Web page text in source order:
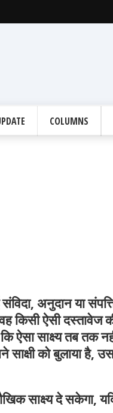
COLUMNS
अनुदान या
किसी ऐसी दस्तावेज
ऐसा साक्ष्य तब तक
को बुलाया है,
साक्ष्य दे सकेगा,